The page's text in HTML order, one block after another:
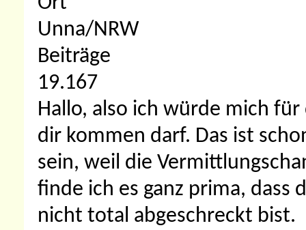
Unna/NRW
Beiträge
19.167
Hallo, also ich würde mich
dir kommen darf. Das ist
sein, weil die
finde ich es ganz prima, dass
nicht total abgeschreckt bist.